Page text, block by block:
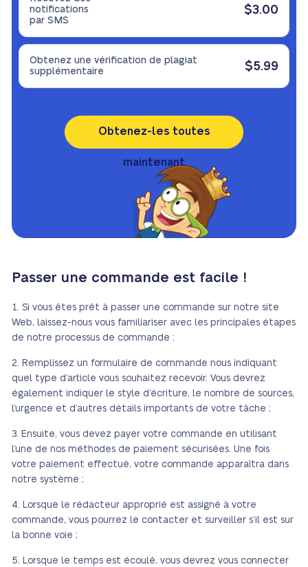
notifications
par SMS
$3.00
Obtenez une vérification de plagiat
supplémentaire
$5.99
Obtenez-les toutes
maintenant
Passer une commande est facile !
Si vous êtes prêt à passer une commande sur notre site
Web, laissez-nous vous familiariser avec les principales étapes
de notre processus de commande :
Remplissez un formulaire de commande nous indiquant
quel type d’article vous souhaitez recevoir. Vous devrez
également indiquer le style d’écriture, le nombre de sources,
l’urgence et d’autres détails importants de votre tâche ;
Ensuite, vous devez payer votre commande en utilisant
l’une de nos méthodes de paiement sécurisées. Une fois
votre paiement effectué, votre commande apparaîtra dans
notre système ;
Lorsque le rédacteur approprié est assigné à votre
commande, vous pourrez le contacter et surveiller s’il est sur
la bonne voie ;
Lorsque le temps est écoulé, vous devrez vous connecter